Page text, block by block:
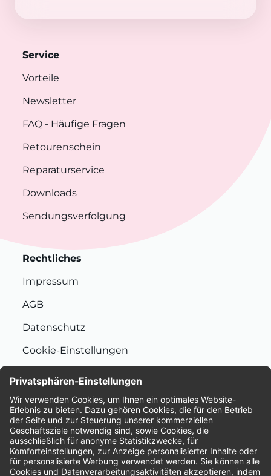
Service
Vorteile
Newsletter
FAQ - Häufige Fragen
Retourenschein
Reparaturservice
Downloads
Sendungsverfolgung
Rechtliches
Impressum
AGB
Datenschutz
Cookie-Einstellungen
Bewertungen